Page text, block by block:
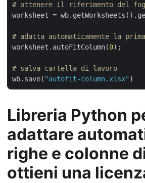
# ottenere il riferimento del
worksheet =
# adatta automaticamente la
worksheet.autoFitColumn(0);
# salva cartella di lavoro
wb.save( "autofit-column.xlsx"
Libreria Python
adattare
righe e colonne
ottieni una